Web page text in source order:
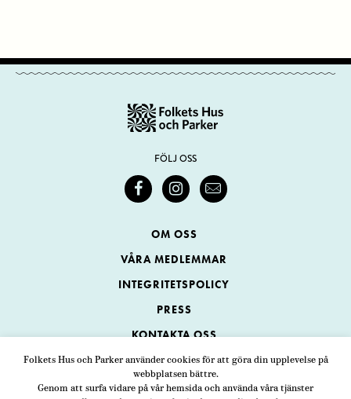
Folkets Hus och Parker använder cookies för att göra din upplevelse på
webbplatsen bättre.
Genom att surfa vidare på vår hemsida och använda våra tjänster
FÖLJ OSS
OM OSS
VÅRA MEDLEMMAR
INTEGRITETSPOLICY
PRESS
KONTAKTA OSS
Folkets Hus och Parker